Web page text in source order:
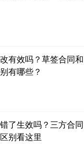
有效吗？草签合同和
有哪些？
了生效吗？三方合同
别看这里